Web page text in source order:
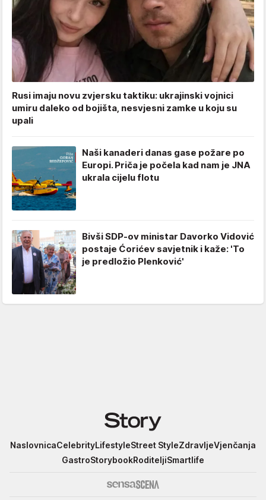
Rusi imaju novu zvjersku taktiku: ukrajinski vojnici
umiru daleko od bojišta, nesvjesni zamke u koju su
upali
Naši kanaderi danas gase požare po
Europi. Priča je počela kad nam je JNA
ukrala cijelu flotu
Bivši SDP-ov ministar Davorko Vidović
postaje Ćorićev savjetnik i kaže: 'To
je predložio Plenković'
Story
NaslovnicaCelebrityLifestyleStreet StyleZdravljeVjenčanja
GastroStorybookRoditeljiSmartlife